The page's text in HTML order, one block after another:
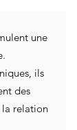
une
ils
des
la relation